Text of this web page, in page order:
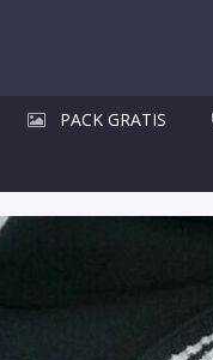
PACK GRATIS